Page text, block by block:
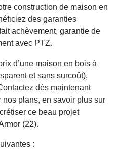
construction de maison en
des garanties
achèvement, garantie de
avec PTZ.
d’une maison en bois à
et sans surcoût),
dès maintenant
plans, en savoir plus sur
ce beau projet
(22).
: